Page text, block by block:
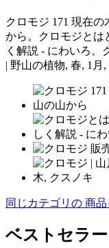
クロモジ 171 現在
から。クロモジとは
く解説 - にわいろ。
| 野山の植物, 春, 1月
同じカテゴリの 商
ベストセラ